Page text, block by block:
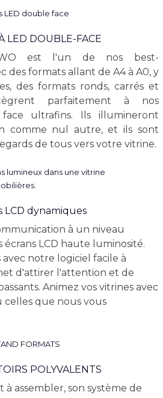
LED DOUBLE-FACE
est l'un de nos best-
des formats allant de A4 à A0, y
des formats ronds, carrés et
parfaitement à nos
ultrafins. Ils illumineront
comme nul autre, et ils sont
de tous vers votre vitrine.
LCD dynamiques
à un niveau
écrans LCD haute luminosité.
avec notre logiciel facile à
d'attirer l'attention et de
Animez vos vitrines avec
celles que nous vous
POLYVALENTS
à assembler, son système de